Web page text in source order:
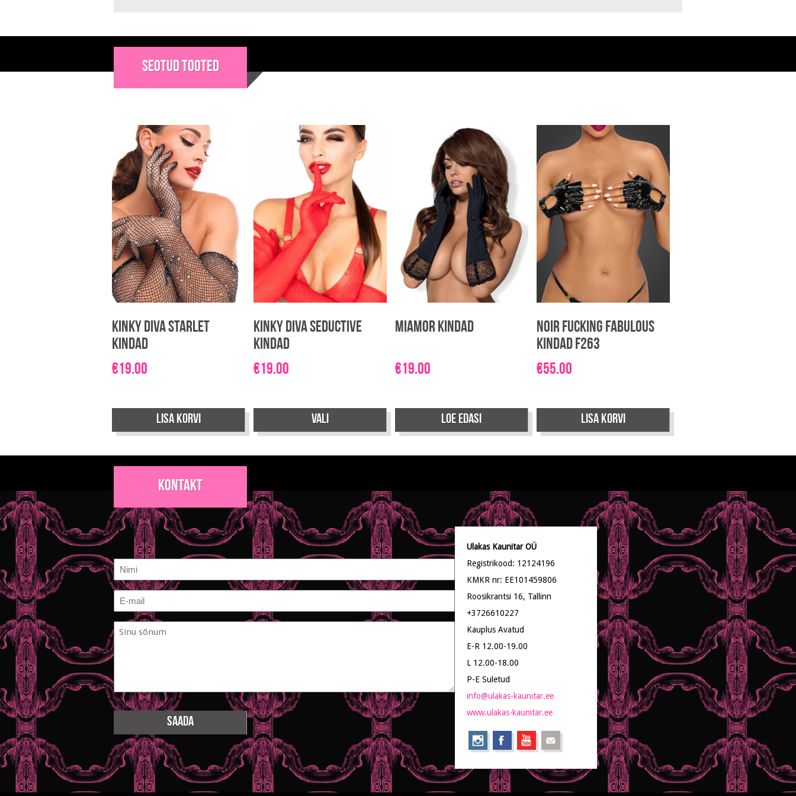
Seotud tooted
Kinky Diva Starlet
kindad
€19.00
Lisa korvi
Kinky Diva Seductive
kindad
€19.00
Vali
on
saab
teha
tootelehel.
Miamor kindad
€19.00
Loe edasi
Noir Fucking Fabulous
kindad F263
€55.00
Lisa korvi
Kontakt
Nimi
E-
mail
Sinu
sõnum
Ulakas Kaunitar OÜ
Registrikood: 12124196
KMKR nr: EE101459806
Roosikrantsi 16, Tallinn
+3726610227
Kauplus Avatud
E-R 12.00-19.00
L 12.00-18.00
P-E Suletud
info@ulakas-kaunitar.ee
www.ulakas-kaunitar.ee